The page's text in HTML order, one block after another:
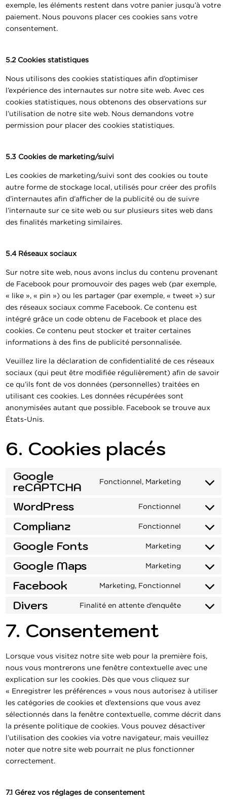
exemple, les éléments restent dans votre panier jusqu’à votre
paiement. Nous pouvons placer ces cookies sans votre
consentement.
5.2 Cookies statistiques
Nous utilisons des cookies statistiques afin d’optimiser
l’expérience des internautes sur notre site web. Avec ces
cookies statistiques, nous obtenons des observations sur
l’utilisation de notre site web. Nous demandons votre
permission pour placer des cookies statistiques.
5.3 Cookies de marketing/suivi
Les cookies de marketing/suivi sont des cookies ou toute
autre forme de stockage local, utilisés pour créer des profils
d’internautes afin d’afficher de la publicité ou de suivre
l’internaute sur ce site web ou sur plusieurs sites web dans
des finalités marketing similaires.
5.4 Réseaux sociaux
Sur notre site web, nous avons inclus du contenu provenant
de Facebook pour promouvoir des pages web (par exemple,
« like », « pin ») ou les partager (par exemple, « tweet ») sur
des réseaux sociaux comme Facebook. Ce contenu est
intégré grâce un code obtenu de Facebook et place des
cookies. Ce contenu peut stocker et traiter certaines
informations à des fins de publicité personnalisée.
Veuillez lire la déclaration de confidentialité de ces réseaux
sociaux (qui peut être modifiée régulièrement) afin de savoir
ce qu’ils font de vos données (personnelles) traitées en
utilisant ces cookies. Les données récupérées sont
anonymisées autant que possible. Facebook se trouve aux
États-Unis.
6. Cookies placés
Google
reCAPTCHA Fonctionnel, Marketing
Consent
service
WordPress Fonctionnel
Consent
wordpress
Complianz Fonctionnel
Consent
complianz
Google Fonts Marketing
Consent
google-
Google Maps Marketing
Consent
google-
Facebook Marketing, Fonctionnel
Consent
Divers Finalité en attente d’enquête
Consent
7. Consentement
Lorsque vous visitez notre site web pour la première fois,
nous vous montrerons une fenêtre contextuelle avec une
explication sur les cookies. Dès que vous cliquez sur
« Enregistrer les préférences » vous nous autorisez à utiliser
les catégories de cookies et d’extensions que vous avez
sélectionnés dans la fenêtre contextuelle, comme décrit dans
la présente politique de cookies. Vous pouvez désactiver
l’utilisation des cookies via votre navigateur, mais veuillez
noter que notre site web pourrait ne plus fonctionner
correctement.
7.1 Gérez vos réglages de consentement